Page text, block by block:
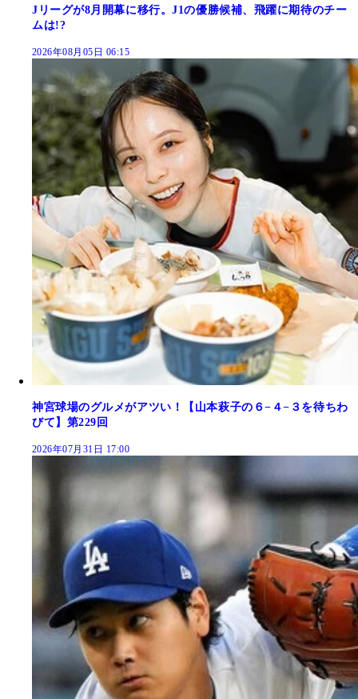
Jリーグが8月開幕に移行。J1の優勝候補、飛躍に期待のチー
ムは!?
2026年08月05日 06:15
神宮球場のグルメがアツい！【山本萩子の６−４−３を待ちわ
びて】第229回
2026年07月31日 17:00